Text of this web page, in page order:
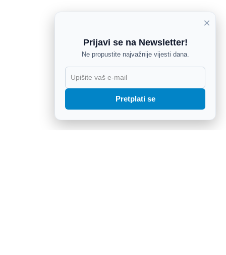
×
Prijavi se na Newsletter!
Ne propustite najvažnije vijesti dana.
Pretplati se